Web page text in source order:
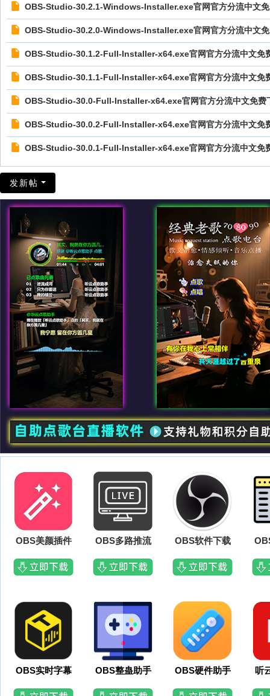
OBS-Studio-30.2.1-Windows-Installer.exe官网官方分流中文免
OBS-Studio-30.2.0-Windows-Installer.exe官网官方分流中文免
OBS-Studio-30.1.2-Full-Installer-x64.exe官网官方分流中文免
OBS-Studio-30.1.1-Full-Installer-x64.exe官网官方分流中文免
OBS-Studio-30.0-Full-Installer-x64.exe官网官方分流中文免费
OBS-Studio-30.0.2-Full-Installer-x64.exe官网官方分流中文免
OBS-Studio-30.0.1-Full-Installer-x64.exe官网官方分流中文免
发新帖
OBS美颜插件 OBS多路推流 OBS软件下载
OBS实时字幕 OBS整蛊助手 OBS硬件助手 听